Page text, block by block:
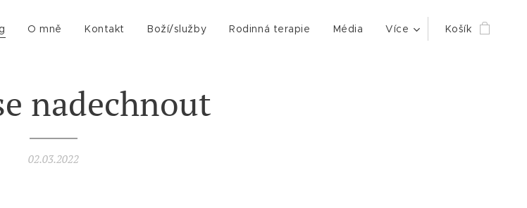
O mně Kontakt Boží/služby Rodinná terapie Média Více Košík
nadechnout
02.03.2022